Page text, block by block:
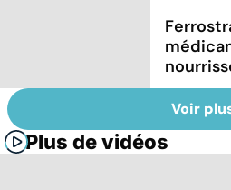
Voir
Plus de vidéos